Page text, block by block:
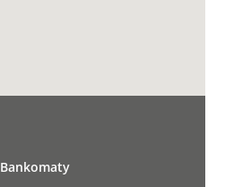
Bankomaty